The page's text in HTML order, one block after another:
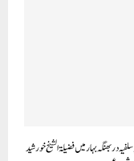
دربھنگہ بہار میں فضیلۃ الشیخ خورشید